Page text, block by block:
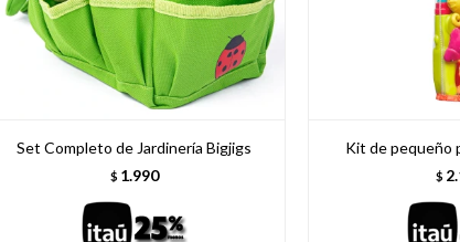
Set Completo de Jardinería Bigjigs
$ 1.990
Kit de pequeño
$